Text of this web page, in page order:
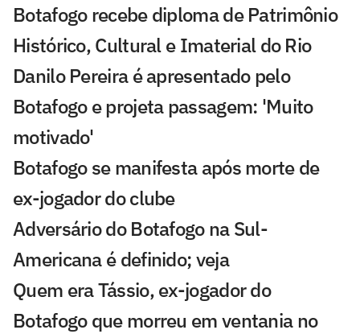
Botafogo recebe diploma de Patrimônio
Histórico, Cultural e Imaterial do Rio
Danilo Pereira é apresentado pelo
Botafogo e projeta passagem: 'Muito
motivado'
Botafogo se manifesta após morte de
ex-jogador do clube
Adversário do Botafogo na Sul-
Americana é definido; veja
Quem era Tássio, ex-jogador do
Botafogo que morreu em ventania no